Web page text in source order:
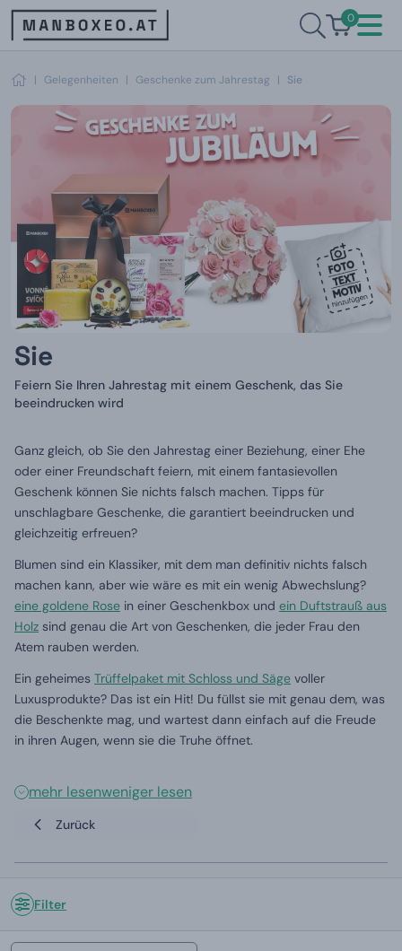
0
| Gelegenheiten | Geschenke zum Jahrestag | Sie
Sie
Feiern Sie Ihren Jahrestag mit einem Geschenk, das Sie
beeindrucken wird
Ganz gleich, ob Sie den Jahrestag einer Beziehung, einer Ehe
oder einer Freundschaft feiern, mit einem fantasievollen
Geschenk können Sie nichts falsch machen. Tipps für
unschlagbare Geschenke, die garantiert beeindrucken und
gleichzeitig erfreuen?
Blumen sind ein Klassiker, mit dem man definitiv nichts falsch
machen kann, aber wie wäre es mit ein wenig Abwechslung?
eine goldene Rose in einer Geschenkbox und ein Duftstrauß aus
Holz sind genau die Art von Geschenken, die jeder Frau den
Atem rauben werden.
Ein geheimes Trüffelpaket mit Schloss und Säge voller
Luxusprodukte? Das ist ein Hit! Du füllst sie mit genau dem, was
die Beschenkte mag, und wartest dann einfach auf die Freude
in ihren Augen, wenn sie die Truhe öffnet.
mehr lesenweniger lesen
Zurück
Filter